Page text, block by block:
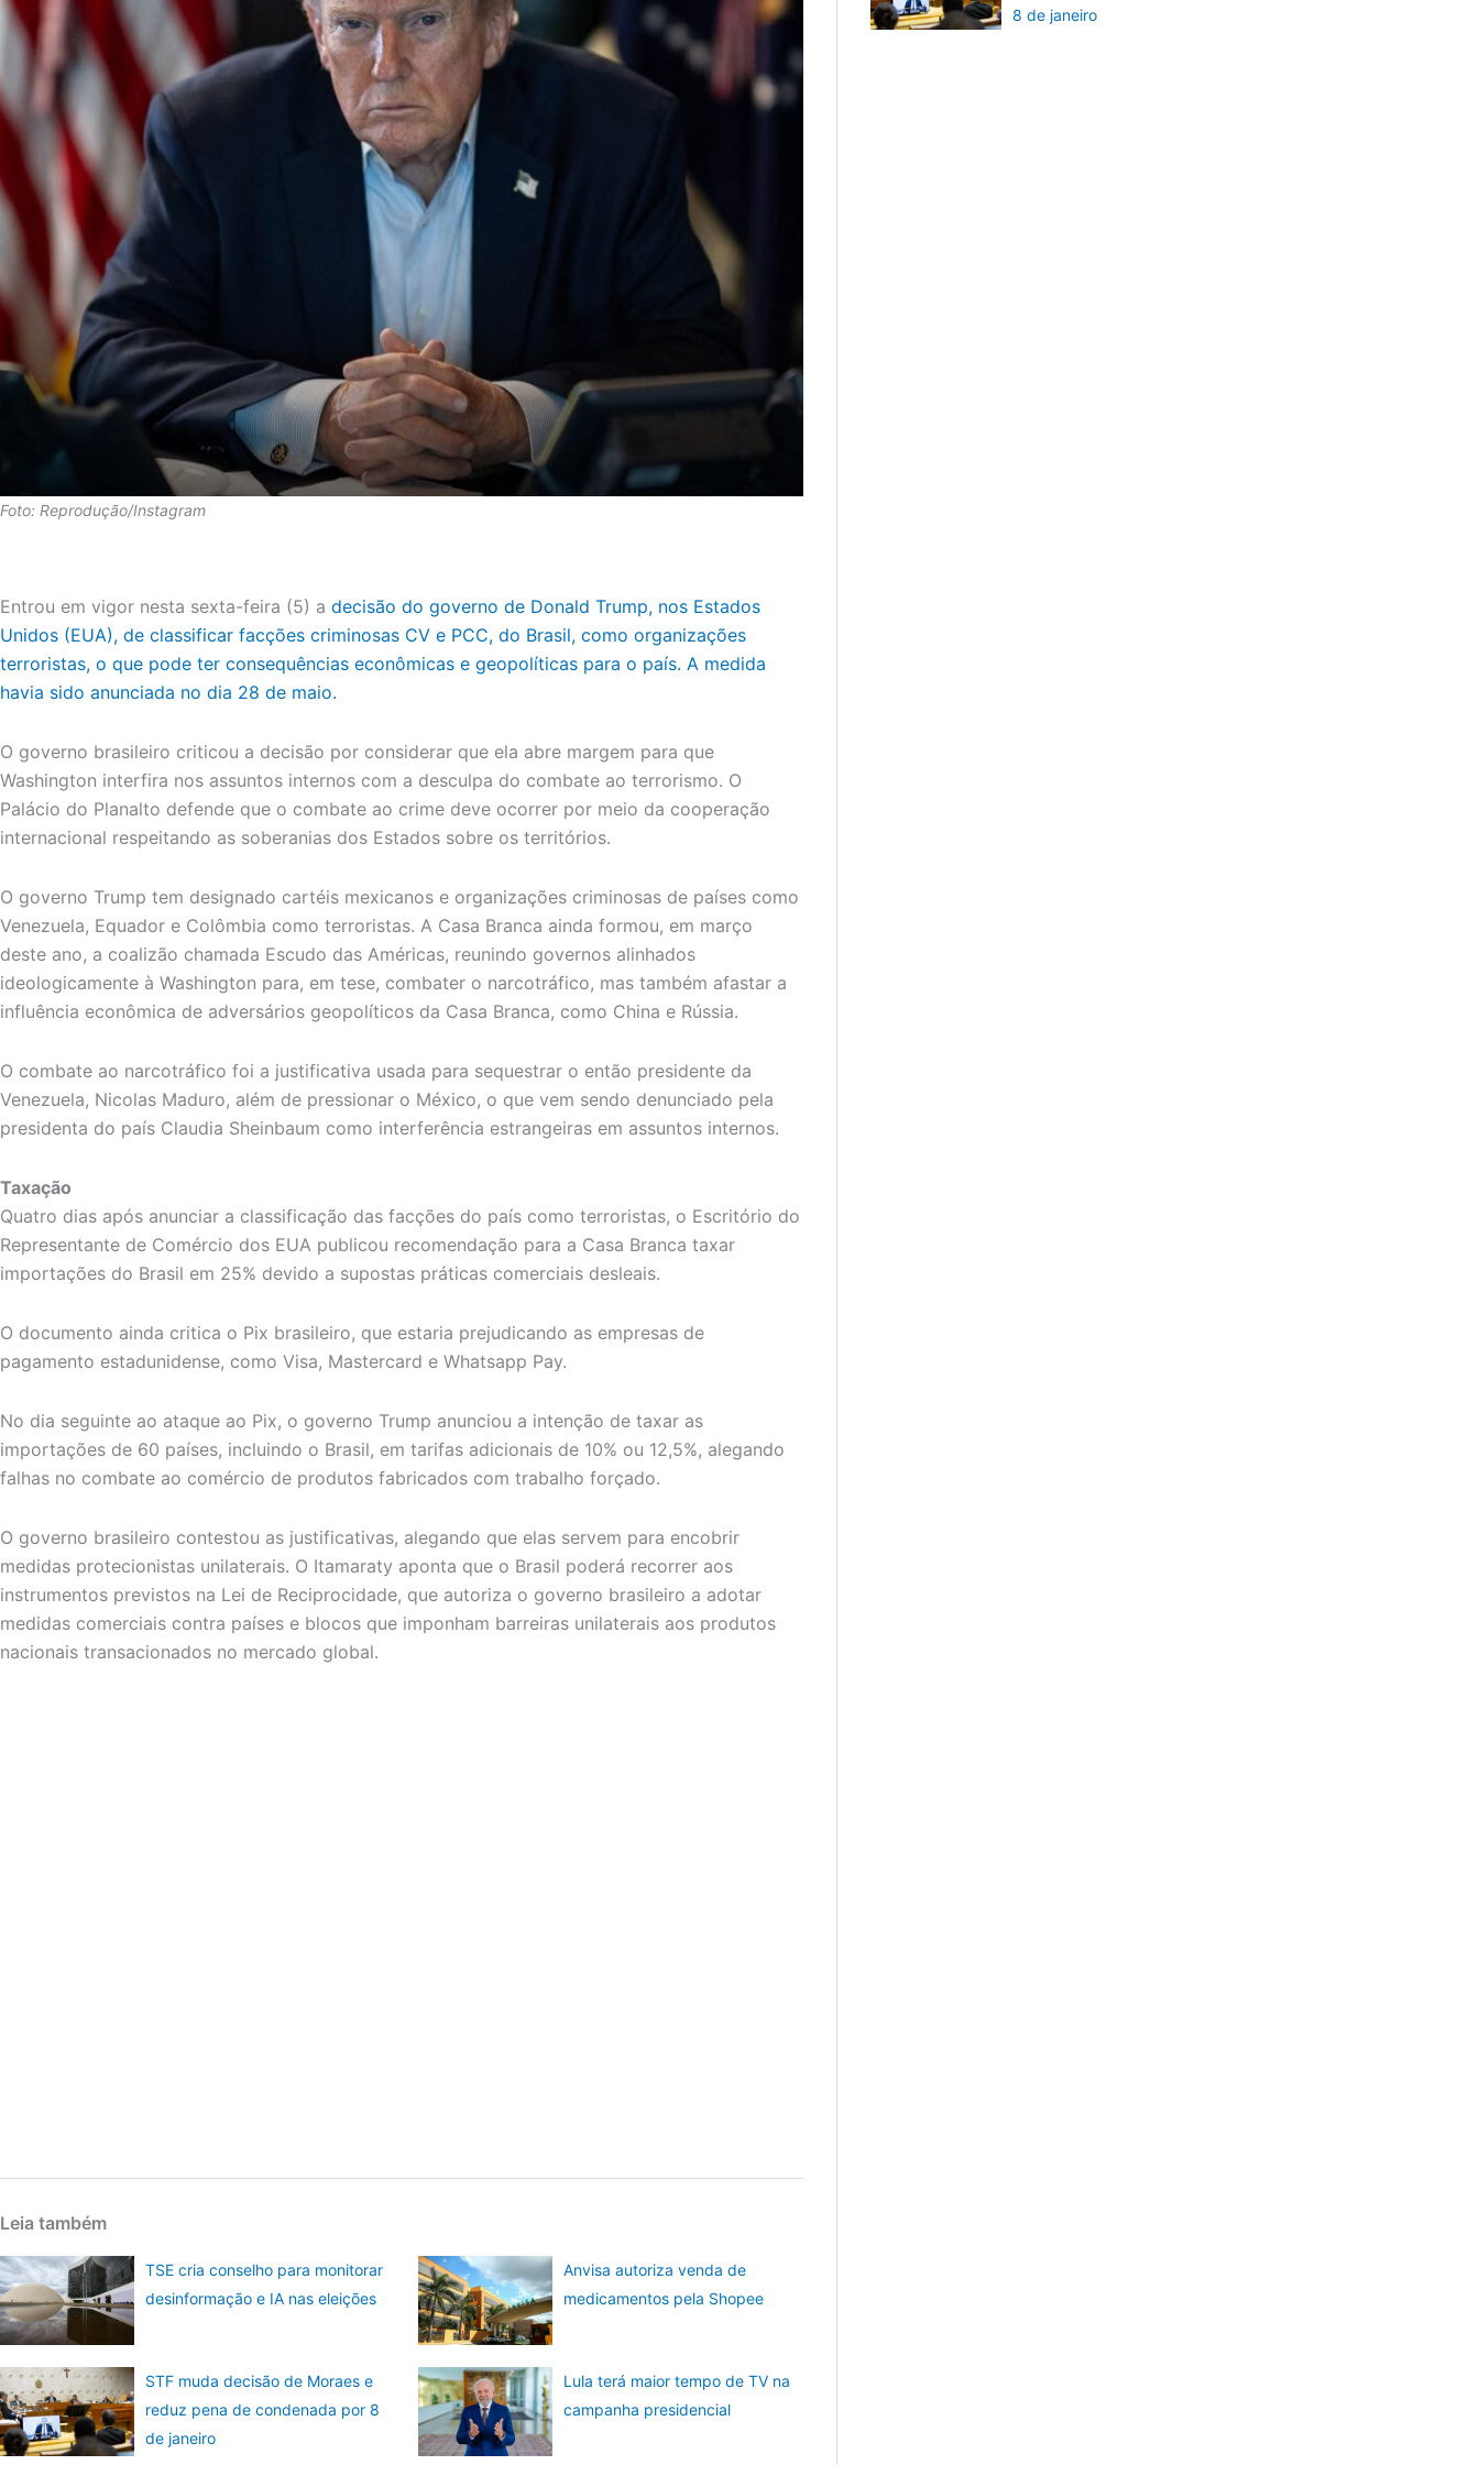
Foto: Reprodução/Instagram
Entrou em vigor nesta sexta-feira (5) a decisão do governo de Donald Trump, nos Estados
Unidos (EUA), de classificar facções criminosas CV e PCC, do Brasil, como organizações
terroristas, o que pode ter consequências econômicas e geopolíticas para o país. A medida
havia sido anunciada no dia 28 de maio.
O governo brasileiro criticou a decisão por considerar que ela abre margem para que
Washington interfira nos assuntos internos com a desculpa do combate ao terrorismo. O
Palácio do Planalto defende que o combate ao crime deve ocorrer por meio da cooperação
internacional respeitando as soberanias dos Estados sobre os territórios.
O governo Trump tem designado cartéis mexicanos e organizações criminosas de países como
Venezuela, Equador e Colômbia como terroristas. A Casa Branca ainda formou, em março
deste ano, a coalizão chamada Escudo das Américas, reunindo governos alinhados
ideologicamente à Washington para, em tese, combater o narcotráfico, mas também afastar a
influência econômica de adversários geopolíticos da Casa Branca, como China e Rússia.
O combate ao narcotráfico foi a justificativa usada para sequestrar o então presidente da
Venezuela, Nicolas Maduro, além de pressionar o México, o que vem sendo denunciado pela
presidenta do país Claudia Sheinbaum como interferência estrangeiras em assuntos internos.
Taxação
Quatro dias após anunciar a classificação das facções do país como terroristas, o Escritório do
Representante de Comércio dos EUA publicou recomendação para a Casa Branca taxar
importações do Brasil em 25% devido a supostas práticas comerciais desleais.
O documento ainda critica o Pix brasileiro, que estaria prejudicando as empresas de
pagamento estadunidense, como Visa, Mastercard e Whatsapp Pay.
No dia seguinte ao ataque ao Pix, o governo Trump anunciou a intenção de taxar as
importações de 60 países, incluindo o Brasil, em tarifas adicionais de 10% ou 12,5%, alegando
falhas no combate ao comércio de produtos fabricados com trabalho forçado.
O governo brasileiro contestou as justificativas, alegando que elas servem para encobrir
medidas protecionistas unilaterais. O Itamaraty aponta que o Brasil poderá recorrer aos
instrumentos previstos na Lei de Reciprocidade, que autoriza o governo brasileiro a adotar
medidas comerciais contra países e blocos que imponham barreiras unilaterais aos produtos
nacionais transacionados no mercado global.
Leia também
TSE cria conselho para monitorar
desinformação e IA nas eleições
Anvisa autoriza venda de
medicamentos pela Shopee
STF muda decisão de Moraes e
reduz pena de condenada por 8
de janeiro
Lula terá maior tempo de TV na
campanha presidencial
8 de janeiro